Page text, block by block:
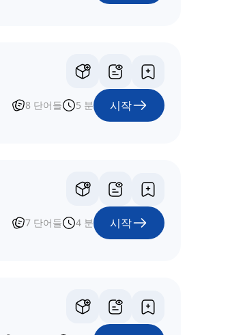
8 단어들 5 분 시작
7 단어들 4 분 시작